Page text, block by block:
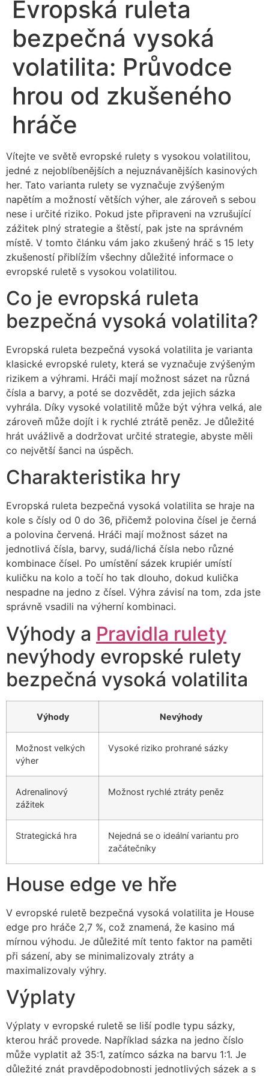
Evropská ruleta
bezpečná vysoká
volatilita: Průvodce
hrou od zkušeného
hráče
Vítejte ve světě evropské rulety s vysokou volatilitou,
jedné z nejoblíbenějších a nejuznávanějších kasinových
her. Tato varianta rulety se vyznačuje zvýšeným
napětím a možností větších výher, ale zároveň s sebou
nese i určité riziko. Pokud jste připraveni na vzrušující
zážitek plný strategie a štěstí, pak jste na správném
místě. V tomto článku vám jako zkušený hráč s 15 lety
zkušeností přiblížím všechny důležité informace o
evropské ruletě s vysokou volatilitou.
Co je evropská ruleta
bezpečná vysoká volatilita?
Evropská ruleta bezpečná vysoká volatilita je varianta
klasické evropské rulety, která se vyznačuje zvýšeným
rizikem a výhrami. Hráči mají možnost sázet na různá
čísla a barvy, a poté se dozvědět, zda jejich sázka
vyhrála. Díky vysoké volatilitě může být výhra velká, ale
zároveň může dojít i k rychlé ztrátě peněz. Je důležité
hrát uvážlivě a dodržovat určité strategie, abyste měli
co největší šanci na úspěch.
Charakteristika hry
Evropská ruleta bezpečná vysoká volatilita se hraje na
kole s čísly od 0 do 36, přičemž polovina čísel je černá
a polovina červená. Hráči mají možnost sázet na
jednotlivá čísla, barvy, sudá/lichá čísla nebo různé
kombinace čísel. Po umístění sázek krupiér umístí
kuličku na kolo a točí ho tak dlouho, dokud kulička
nespadne na jedno z čísel. Výhra závisí na tom, zda jste
správně vsadili na výherní kombinaci.
Výhody a Pravidla rulety
nevýhody evropské rulety
bezpečná vysoká volatilita
Výhody Nevýhody
Možnost velkých
výher
Vysoké riziko prohrané sázky
Adrenalinový
zážitek
Možnost rychlé ztráty peněz
Strategická hra
Nejedná se o ideální variantu pro
začátečníky
House edge ve hře
V evropské ruletě bezpečná vysoká volatilita je House
edge pro hráče 2,7 %, což znamená, že kasino má
mírnou výhodu. Je důležité mít tento faktor na paměti
při sázení, aby se minimalizovaly ztráty a
maximalizovaly výhry.
Výplaty
Výplaty v evropské ruletě se liší podle typu sázky,
kterou hráč provede. Například sázka na jedno číslo
může vyplatit až 35:1, zatímco sázka na barvu 1:1. Je
důležité znát pravděpodobnosti jednotlivých sázek a s